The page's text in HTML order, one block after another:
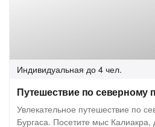
Индивидуальная до 4 чел.
Путешествие по северному
Увлекательное путешествие по
Бургаса. Посетите мыс